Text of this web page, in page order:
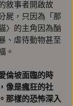
敘事者開啟故
屍，只因為「那
〉的主角因為酗
、虐待動物甚至
。
倫坡面臨的時
像是瘋狂的社
那樣的恐怖深入